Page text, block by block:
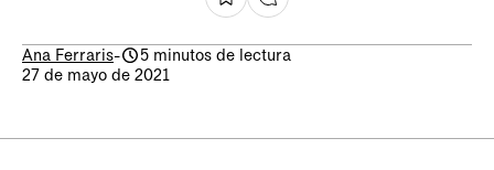
Ana Ferraris-
5 minutos de lectura
27 de mayo de 2021